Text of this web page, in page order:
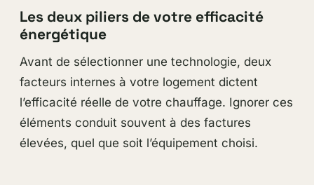
Les deux piliers de votre efficacité
énergétique
Avant de sélectionner une technologie, deux
facteurs internes à votre logement dictent
l’efficacité réelle de votre chauffage. Ignorer ces
éléments conduit souvent à des factures
élevées, quel que soit l’équipement choisi.